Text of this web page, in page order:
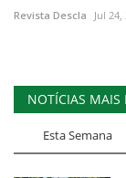
Revista Descla Jul 24,
NOTÍCIAS MAIS
Esta Semana